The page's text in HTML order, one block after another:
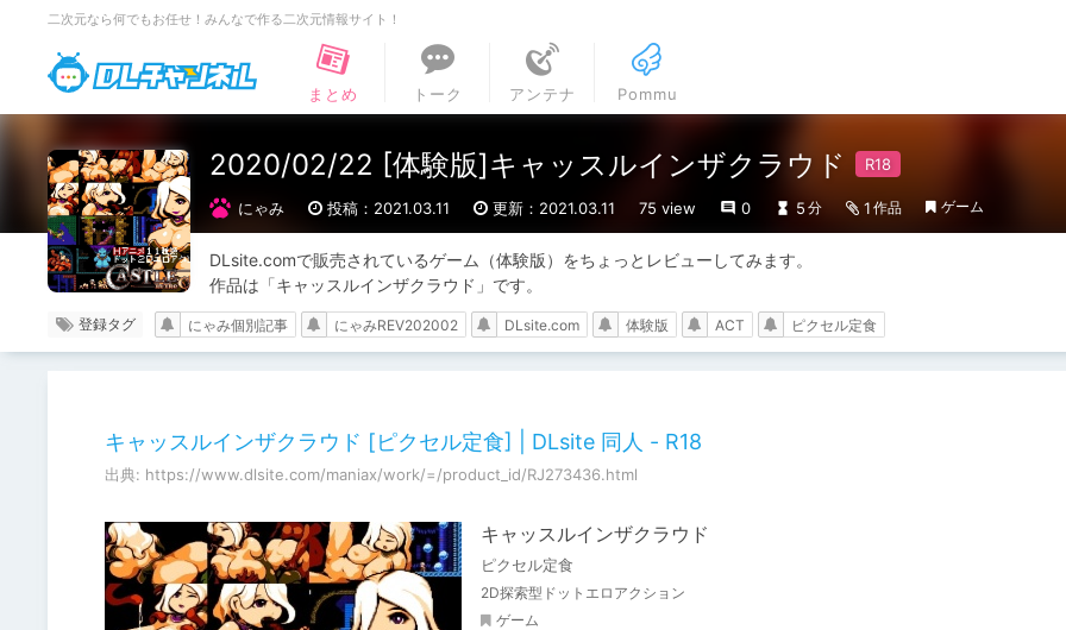
二次元なら何でもお任せ！みんなで作る二次元情報サイト！
DLチャンネル
まとめ
トーク アンテナ Pommu
2020/02/22 [体験版]キャッスルインザクラウド
にゃみ 投稿：2021.03.11 更新：2021.03.11 75 view 0 5 分 1 作品 ゲーム
DLsite.comで販売されているゲーム（体験版）をちょっとレビューしてみます。
作品は「キャッスルインザクラウド」です。
登録タグ にゃみ個別記事 にゃみREV202002 DLsite.com 体験版 ACT ピクセル定食
キャッスルインザクラウド [ピクセル定食] | DLsite 同人 - R18
出典: https://www.dlsite.com/maniax/work/=/product_id/RJ273436.html
キャッスルインザクラウド
ピクセル定食
2D探索型ドットエロアクション
ゲーム